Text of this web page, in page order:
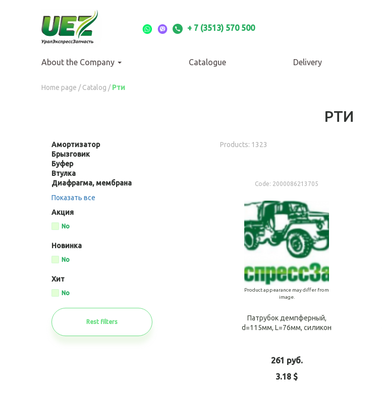
содержанию
+ 7 (3513) 570 500
About the Company Catalogue Delivery
Home page / Catalog / Рти
РТИ
АмортизаторApply
Брызговик
БуферApply
Буфер
filter
Втулка
Втулка
Диафрагма, мембрана
Показать все
Акция
No
Новинка
No
Хит
No
filter
Rest filters
Products: 1323
Code: 2000086213705
Product appearance may differ from
image.
Патрубок демпферный,
d=115мм, L=76мм, силикон
261 руб.
3.18 $